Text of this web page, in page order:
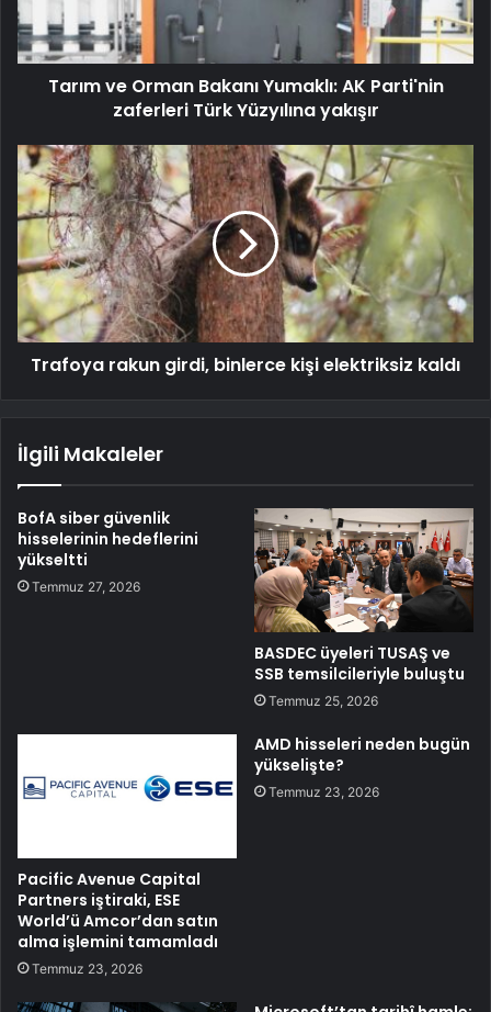
Tarım ve Orman Bakanı Yumaklı: AK Parti'nin
zaferleri Türk Yüzyılına yakışır
Trafoya rakun girdi, binlerce kişi elektriksiz kaldı
İlgili Makaleler
BofA siber güvenlik
hisselerinin hedeflerini
yükseltti
Temmuz 27, 2026
BASDEC üyeleri TUSAŞ ve
SSB temsilcileriyle buluştu
Temmuz 25, 2026
Pacific Avenue Capital
Partners iştiraki, ESE
World’ü Amcor’dan satın
alma işlemini tamamladı
Temmuz 23, 2026
AMD hisseleri neden bugün
yükselişte?
Temmuz 23, 2026